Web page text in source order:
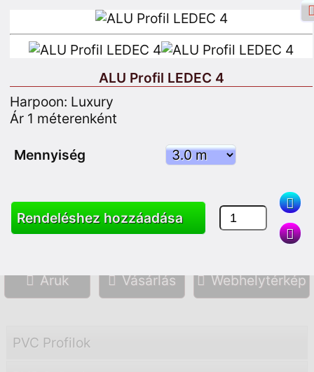
Facebook bejelentkezés
Iratkozzon fel
Keresés
Áruk Vásárlás Webhelytérkép
PVC Profilok
ALU Profil LEDEC 4
Harpoon: Luxury
Ár 1 méterenként
Mennyiség
Rendeléshez hozzáadása